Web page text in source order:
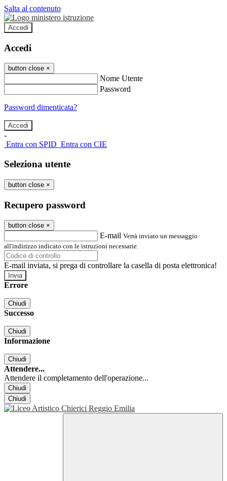
Salta al contenuto
Accedi
Accedi
button close ×
Nome Utente
Password
Password dimenticata?
-
Entra con SPID Entra con CIE
Seleziona utente
button close ×
Recupero password
button close ×
E-mail Verrà inviato un messaggio
all'indirizzo indicato con le istruzioni necessarie.
E-mail inviata, si prega di controllare la casella di posta elettronica!
Errore
Chiudi
Successo
Chiudi
Informazione
Chiudi
Attendere...
Attendere il completamento dell'operazione...
Chiudi
Chiudi